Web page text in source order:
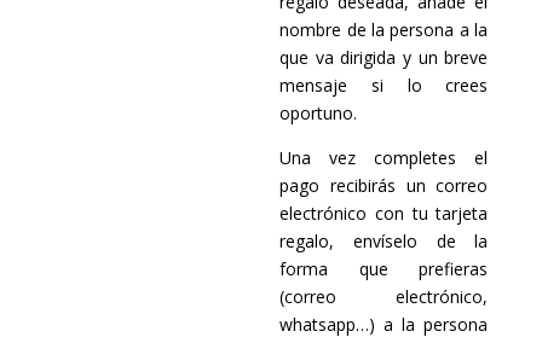
nombre de la persona a la
que va dirigida y un breve
mensaje si lo crees
oportuno.
Una vez completes el
pago recibirás un correo
electrónico con tu tarjeta
regalo, envíselo de la
forma que prefieras
(correo electrónico,
whatsapp…) a la persona